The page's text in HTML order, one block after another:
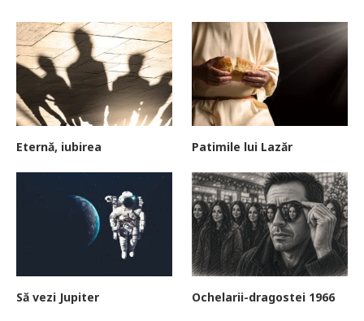
Eternă, iubirea Patimile lui Lazăr
Să vezi Jupiter Ochelarii-dragostei 1966